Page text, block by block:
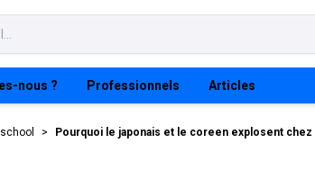
nous ? Professionnels Articles
> Pourquoi le japonais et le coreen explosent